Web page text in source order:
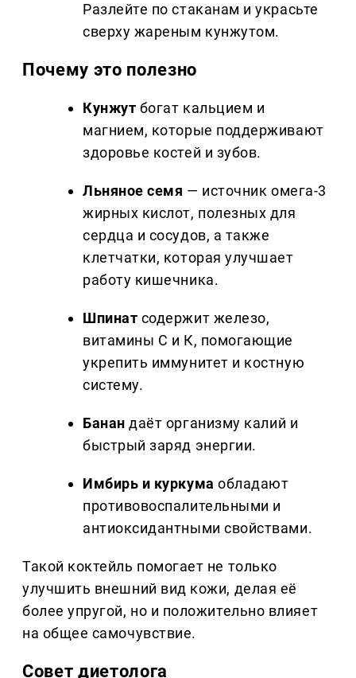
Разлейте по стаканам и украсьте
сверху жареным кунжутом.
Почему это полезно
Кунжут богат кальцием и
магнием, которые поддерживают
здоровье костей и зубов.
Льняное семя — источник омега-3
жирных кислот, полезных для
сердца и сосудов, а также
клетчатки, которая улучшает
работу кишечника.
Шпинат содержит железо,
витамины С и К, помогающие
укрепить иммунитет и костную
систему.
Банан даёт организму калий и
быстрый заряд энергии.
Имбирь и куркума обладают
противовоспалительными и
антиоксидантными свойствами.
Такой коктейль помогает не только
улучшить внешний вид кожи, делая её
более упругой, но и положительно влияет
на общее самочувствие.
Совет диетолога